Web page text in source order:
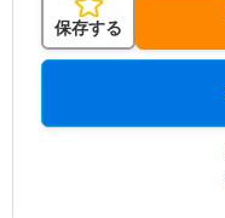
保存する